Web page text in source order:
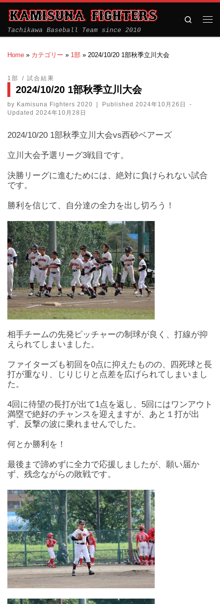
Tachikawa Baseball Team since 2010
Search
Home » カテゴリー » 1部 » 2024/10/20 1部秋季立川大会
1部 試合結果
2024/10/20 1部秋季立川大会
by Kamisuna Fighters 2020 Published 2024年10月26日
-
Updated 2024年10月28日
2024/10/20 1部秋季立川大会vs西砂ベアーズ
立川大会予選リーグ3戦目です。
決勝リーグに進むためには、絶対に負けられない試合
です。
勝利を信じて、自分達の全力を出し切ろう！
相手チームの先発ピッチャーの制球が良く、打線が抑
えられてしまいました。
ファイターズも初回を0点に抑えたものの、四死球と長
打が重なり、じりじりと点差を広げられてしまいまし
た。
4回に待望の長打が出て1点を返し、5回にはワンアウト
満塁で絶好のチャンスを迎えますが、あと１打が出
ず、反撃の波に乗れませんでした。
何とか勝利を！
最後まで諦めずに全力で応援しましたが、願い届か
ず、残念ながらの敗戦です。